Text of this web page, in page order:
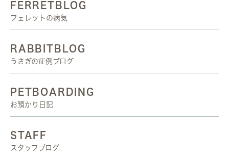
FERRETBLOG
フェレットの病気
RABBITBLOG
うさぎの症例ブログ
PETBOARDING
お預かり日記
STAFF
スタッフブログ